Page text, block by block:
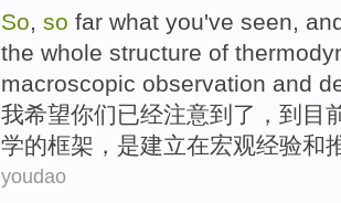
So, so far what you've seen,
the whole structure of
macroscopic observation and
我希望你们已经注意到了 ，到目
学的框架 ，是建立在宏观经验和
youdao